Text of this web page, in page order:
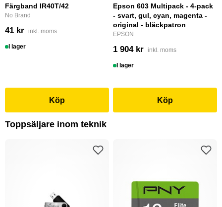
Färgband IR40T/42
No Brand
41 kr inkl. moms
I lager
Köp
Epson 603 Multipack - 4-pack
- svart, gul, cyan, magenta -
original - bläckpatron
EPSON
1 904 kr inkl. moms
I lager
Köp
Toppsäljare inom teknik